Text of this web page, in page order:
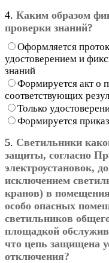
4. Каким образом
проверки знаний?
Оформляется
удостоверением и
знаний
Формируется акт о
соответствующих
Только
Формируется приказ
5. Светильники
защиты, согласно
электроустановок,
исключением
кранов) в
особо опасных
светильников
площадкой
что цепь защищена
отключения?